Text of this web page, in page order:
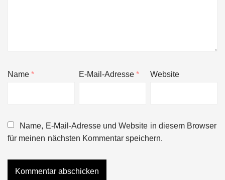
Name* E-Mail-Adresse* Website
Name, E-Mail-Adresse und Website in diesem Browser
für meinen nächsten Kommentar speichern.